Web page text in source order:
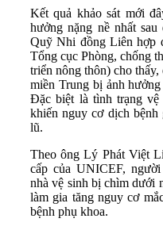
Kết quả khảo sát mới
hưởng nặng nề nhất
Quỹ Nhi đồng Liên hợp
Tổng cục Phòng, chống
triển nông thôn) cho
miền Trung bị ảnh
Đặc biệt là tình trạng vệ
khiến nguy cơ dịch
lũ.
Theo ông Lý Phát Việt
cấp của UNICEF,
nhà vệ sinh bị chìm dưới
làm gia tăng nguy cơ
bệnh phụ khoa.